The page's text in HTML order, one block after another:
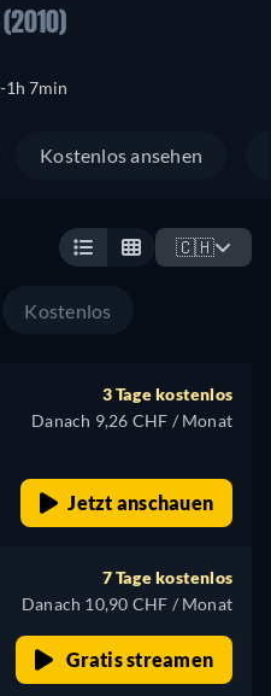
(2010)
1h 7min
Kostenlos ansehen
🇨🇭
Kostenlos
3 Tage kostenlos
Danach 9,26 CHF / Monat
Jetzt anschauen
7 Tage kostenlos
Danach 10,90 CHF / Monat
Gratis streamen